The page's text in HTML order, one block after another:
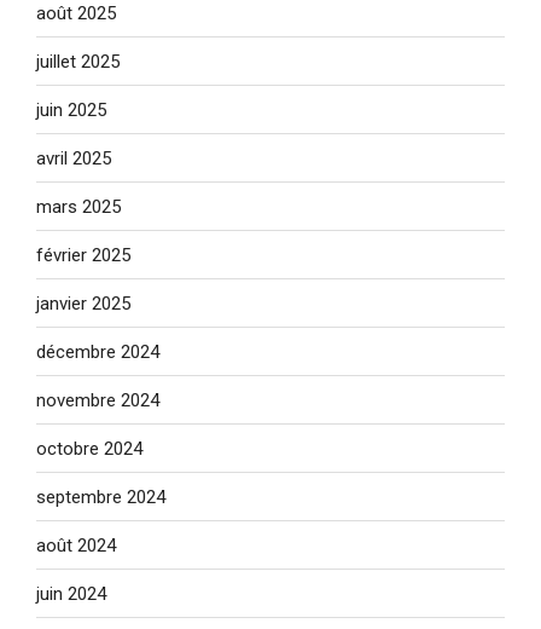
août 2025
juillet 2025
juin 2025
avril 2025
mars 2025
février 2025
janvier 2025
décembre 2024
novembre 2024
octobre 2024
septembre 2024
août 2024
juin 2024